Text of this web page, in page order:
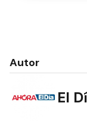
Autor
El